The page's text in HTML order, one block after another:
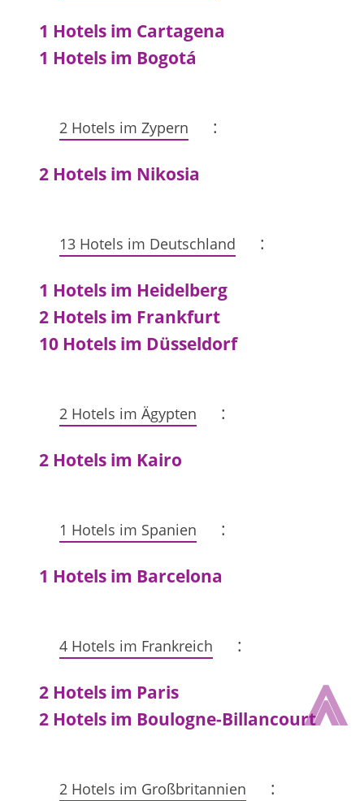
1 Hotels im Cartagena
1 Hotels im Bogotá
2 Hotels im Zypern :
2 Hotels im Nikosia
13 Hotels im Deutschland :
1 Hotels im Heidelberg
2 Hotels im Frankfurt
10 Hotels im Düsseldorf
2 Hotels im Ägypten :
2 Hotels im Kairo
1 Hotels im Spanien :
1 Hotels im Barcelona
4 Hotels im Frankreich :
2 Hotels im Paris
2 Hotels im Boulogne-Billancourt
2 Hotels im Großbritannien :
⩓